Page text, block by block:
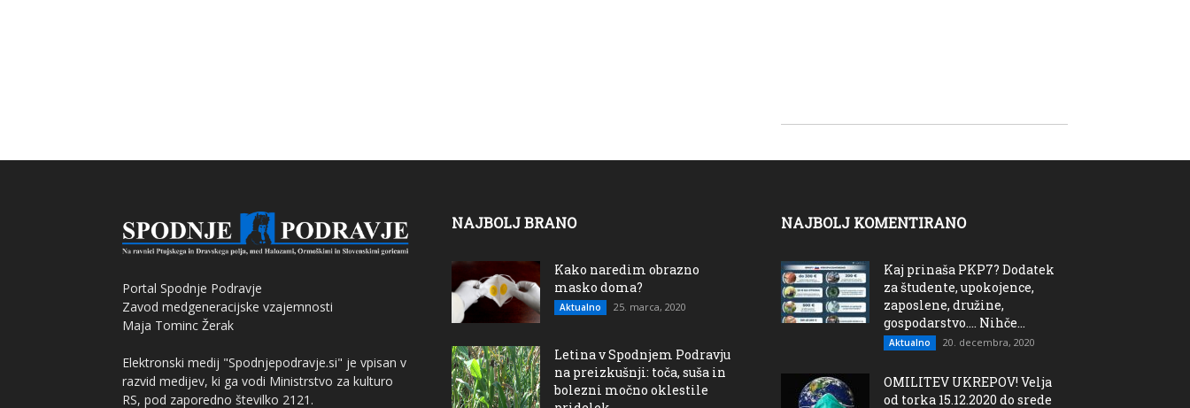
Portal Spodnje Podravje
Zavod medgeneracijske vzajemnosti
Maja Tominc Žerak
Elektronski medij "Spodnjepodravje.si" je vpisan v
razvid medijev, ki ga vodi Ministrstvo za kulturo
RS, pod zaporedno številko 2121.
NAJBOLJ BRANO
Kako naredim obrazno
masko doma?
Aktualno 25. marca, 2020
Letina v Spodnjem Podravju
na preizkušnji: toča, suša in
bolezni močno oklestile
NAJBOLJ KOMENTIRANO
Kaj prinaša PKP7? Dodatek
za študente, upokojence,
zaposlene, družine,
gospodarstvo…. Nihče...
Aktualno 20. decembra, 2020
OMILITEV UKREPOV! Velja
od torka 15.12.2020 do srede